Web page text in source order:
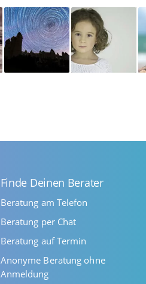
Finde Deinen Berater
Beratung am Telefon
Beratung per Chat
Beratung auf Termin
Anonyme Beratung ohne
Anmeldung